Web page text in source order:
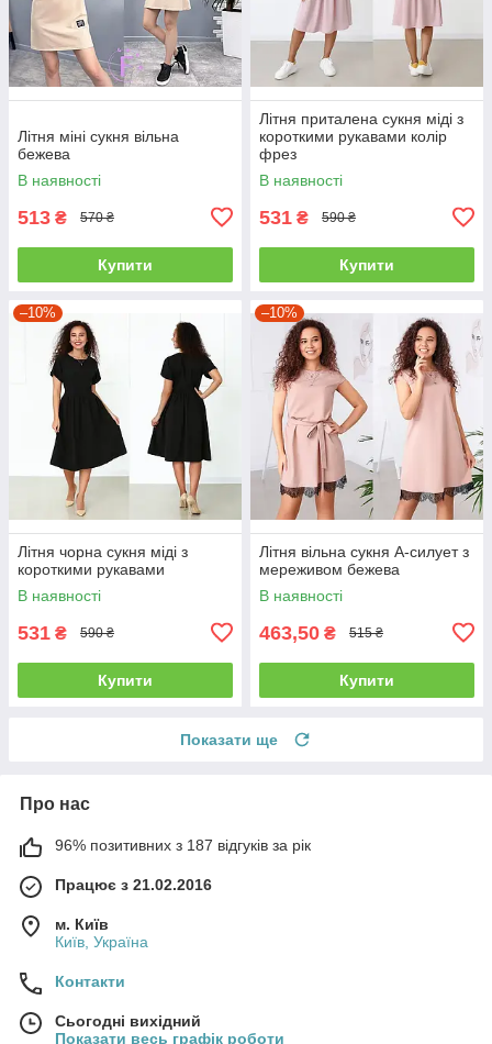
Літня міні сукня вільна
бежева
В наявності
513 ₴ 570 ₴
Купити
Літня приталена сукня міді з
короткими рукавами колір
фрез
В наявності
531 ₴ 590 ₴
Купити
–10%
Літня чорна сукня міді з
короткими рукавами
В наявності
531 ₴ 590 ₴
Купити
–10%
Літня вільна сукня А-силует з
мереживом бежева
В наявності
463,50 ₴ 515 ₴
Купити
Показати ще
Про нас
96% позитивних з 187 відгуків за рік
Працює з 21.02.2016
м. Київ
Київ, Україна
Контакти
Сьогодні вихідний
Показати весь графік роботи